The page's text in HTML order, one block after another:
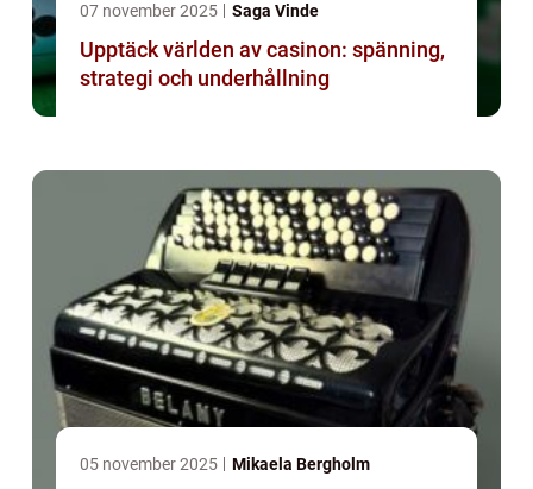
07 november 2025 Saga Vinde
Upptäck världen av casinon: spänning,
strategi och underhållning
05 november 2025 Mikaela Bergholm